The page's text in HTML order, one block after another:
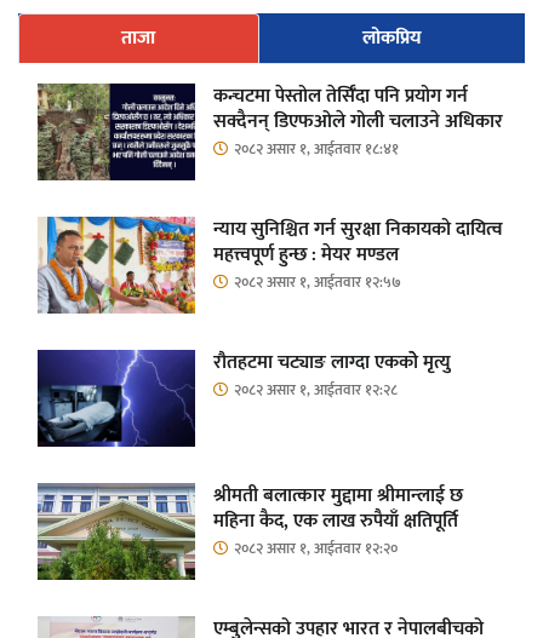
ताजा
लोकप्रिय
कन्चटमा पेस्तोल तेर्सिँदा पनि प्रयोग गर्न
सक्दैनन् डिएफओले गोली चलाउने अधिकार
२०८२ असार १, आईतवार १८:४१
न्याय सुनिश्चित गर्न सुरक्षा निकायको दायित्व
महत्त्वपूर्ण हुन्छ : मेयर मण्डल
२०८२ असार १, आईतवार १२:५७
रौतहटमा चट्याङ लाग्दा एककोे मृत्यु
२०८२ असार १, आईतवार १२:२८
श्रीमती बलात्कार मुद्दामा श्रीमान्लाई छ
महिना कैद, एक लाख रुपैयाँ क्षतिपूर्ति
२०८२ असार १, आईतवार १२:२०
एम्बुलेन्सको उपहार भारत र नेपालबीचको